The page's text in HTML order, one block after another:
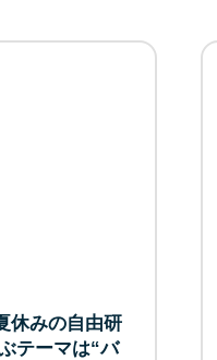
休みの自由研
テーマは“バ